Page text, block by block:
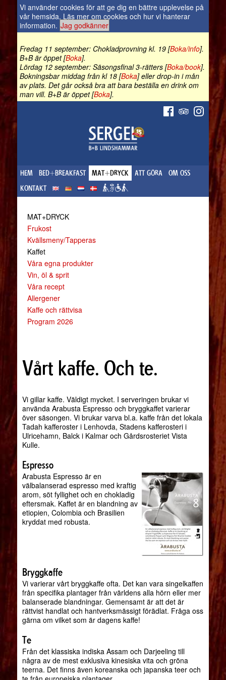
Vi använder cookies för att ge dig en bättre upplevelse på
vår hemsida. Läs mer om cookies och hur vi hanterar
information. Jag godkänner
Fredag 11 september: Chokladprovning kl. 19 [Boka/info].
B+B är öppet [Boka].
Lördag 12 september: Säsongsfinal 3-rätters [Boka/book].
Bokningsbar middag från kl 18 [Boka] eller drop-in i mån
av plats. Det går också bra att bara beställa en drink om
man vill. B+B är öppet [Boka].
HEM BED+BREAKFAST MAT+DRYCK ATT GÖRA
OM OSS
KONTAKT
MAT+DRYCK
Frukost
Kvällsmeny/Tapperas
Kaffet
Våra egna produkter
Vin, öl & sprit
Våra recept
Allergener
Kaffe och rättvisa
Program 2026
Vårt kaffe. Och te.
Vi gillar kaffe. Väldigt mycket. I serveringen brukar vi
använda Arabusta Espresso och bryggkaffet varierar
över säsongen. Vi brukar varva bl.a. kaffe från det lokala
Tadah kafferoster i Lenhovda, Stadens kafferosteri i
Ulricehamn, Balck i Kalmar och Gårdsrosteriet Vista
Kulle.
Espresso
Arabusta Espresso är en
välbalanserad espresso med kraftig
arom, söt fyllighet och en chokladig
eftersmak. Kaffet är en blandning av
etiopien, Colombia och Brasilien
kryddat med robusta.
Bryggkaffe
Vi varierar vårt bryggkaffe ofta. Det kan vara singelkaffen
från specifika plantager från världens alla hörn eller mer
balanserade blandningar. Gemensamt är att det är
rättvist handlat och hantverksmässigt förädlat. Fråga oss
gärna om vilket som är dagens kaffe!
Te
Från det klassiska indiska Assam och Darjeeling till
några av de mest exklusiva kinesiska vita och gröna
teerna. Det finns även koreanska och japanska teer och